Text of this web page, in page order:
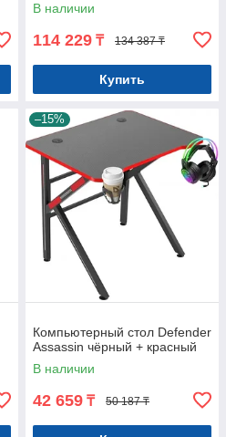
В наличии
114 229 ₸ 134 387 ₸
Купить
–15%
Компьютерный стол Defender
Assassin чёрный + красный
В наличии
42 659 ₸ 50 187 ₸